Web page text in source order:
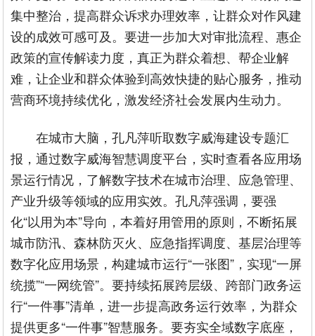
集中整治，提高群众诉求办理效率，让群众对作风建
设的成效可感可及。要进一步加大对审批流程、惠企
政策的宣传解读力度，真正为群众着想、帮企业解
难，让企业和群众体验到高效快捷的贴心服务，推动
营商环境持续优化，激发经济社会发展内生动力。
在城市大脑，孔凡萍听取数字威海建设专题汇
报，通过数字威海智慧调度平台，实时查看各应用场
景运行情况，了解数字技术在城市治理、应急管理、
产业升级等领域的应用实效。孔凡萍强调，要强
化“以用为本”导向，本着好用管用的原则，不断拓展
城市防汛、森林防灭火、应急指挥调度、基层治理等
数字化应用场景，构建城市运行“一张图”，实现“一屏
统揽”“一网统管”。要持续拓展跨层级、跨部门政务运
行“一件事”清单，进一步提高政务运行效率，为群众
提供更多“一件事”智慧服务。要夯实全域数字底座，